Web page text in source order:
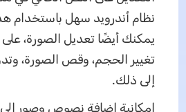
نظام أندرويد سهل باستخدام
يمكنك أيضًا تعديل الصورة،
تغيير الحجم، وقص الصورة،
إلى ذلك.